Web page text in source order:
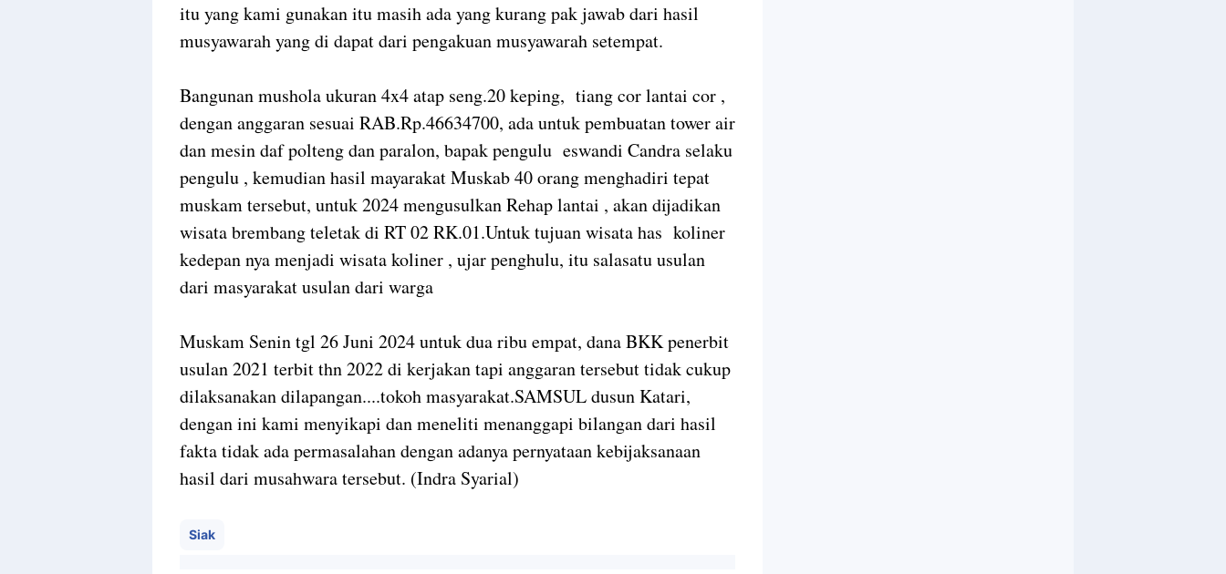
itu yang kami gunakan itu masih ada yang kurang pak jawab dari hasil
musyawarah yang di dapat dari pengakuan musyawarah setempat.
Bangunan mushola ukuran 4x4 atap seng.20 keping, tiang cor lantai cor ,
dengan anggaran sesuai RAB.Rp.46634700, ada untuk pembuatan tower air
dan mesin daf polteng dan paralon, bapak pengulu eswandi Candra selaku
pengulu , kemudian hasil mayarakat Muskab 40 orang menghadiri tepat
muskam tersebut, untuk 2024 mengusulkan Rehap lantai , akan dijadikan
wisata brembang teletak di RT 02 RK.01.Untuk tujuan wisata has koliner
kedepan nya menjadi wisata koliner , ujar penghulu, itu salasatu usulan
dari masyarakat usulan dari warga
Muskam Senin tgl 26 Juni 2024 untuk dua ribu empat, dana BKK penerbit
usulan 2021 terbit thn 2022 di kerjakan tapi anggaran tersebut tidak cukup
dilaksanakan dilapangan....tokoh masyarakat.SAMSUL dusun Katari,
dengan ini kami menyikapi dan meneliti menanggapi bilangan dari hasil
fakta tidak ada permasalahan dengan adanya pernyataan kebijaksanaan
hasil dari musahwara tersebut. (Indra Syarial)
Siak